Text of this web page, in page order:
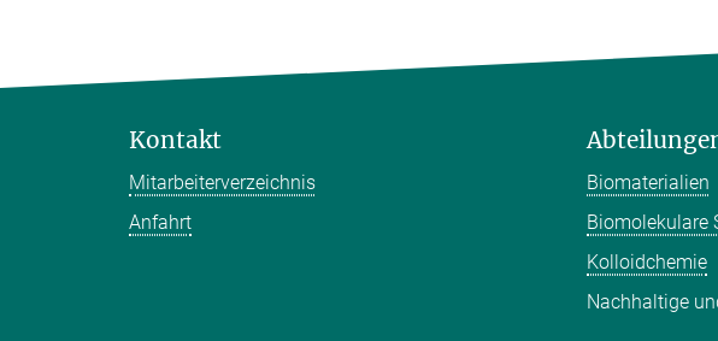
Kontakt
Mitarbeiterverzeichnis
Anfahrt
Biomaterialien
Biomolekulare
Kolloidchemie
Nachhaltige